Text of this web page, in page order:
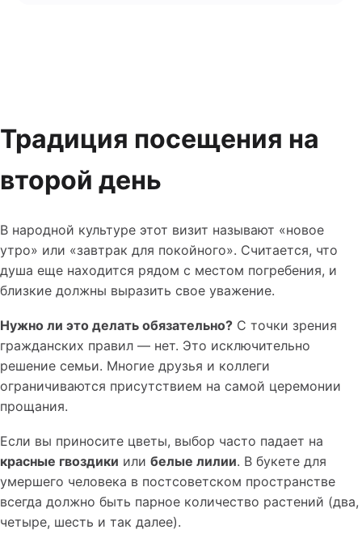
Традиция посещения на
второй день
В народной культуре этот визит называют «новое
утро» или «завтрак для покойного». Считается, что
душа еще находится рядом с местом погребения, и
близкие должны выразить свое уважение.
Нужно ли это делать обязательно? С точки зрения
гражданских правил — нет. Это исключительно
решение семьи. Многие друзья и коллеги
ограничиваются присутствием на самой церемонии
прощания.
Если вы приносите цветы, выбор часто падает на
красные гвоздики или белые лилии. В букете для
умершего человека в постсоветском пространстве
всегда должно быть парное количество растений (два,
четыре, шесть и так далее).